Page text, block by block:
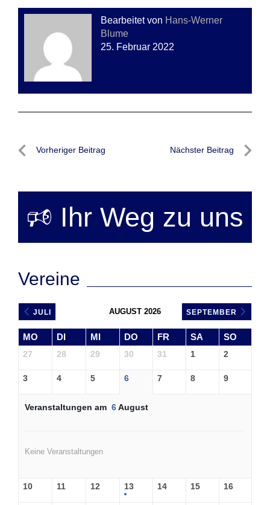
Bearbeitet von Hans-Werner
Blume
25. Februar 2022
Beitragsnavigation
Vorheriger Beitrag Nächster Beitrag
🕫 Ihr Weg zu uns
Vereine
JULI AUGUST 2026 SEPTEMBER
MO DI MI DO FR SA SO
27 28 29 30 31 1 2
3 4 5 6 7 8 9
Veranstaltungen am 6August
Keine Veranstaltungen
10 11 12 13 14 15 16